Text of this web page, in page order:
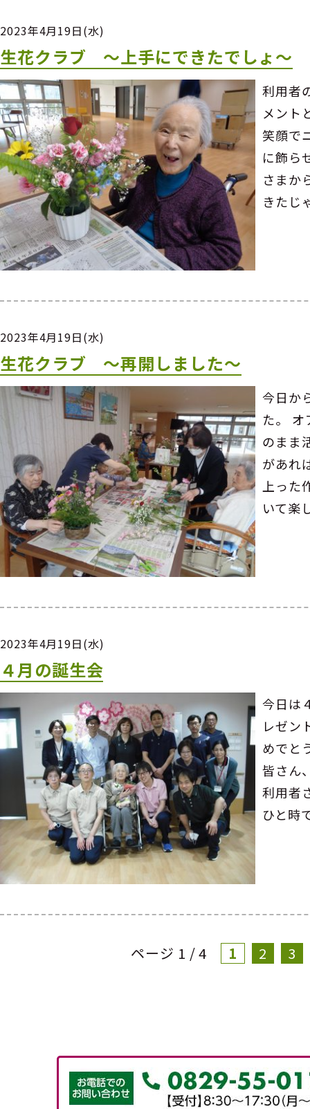
2023年4月19日(水)
生花クラブ ～上手にできたでしょ～
利用者
メント
笑顔で
に飾ら
さまか
きた
2023年4月19日(水)
生花クラブ ～再開しました～
今日か
た。
のまま
があれ
上った
いて楽
2023年4月19日(水)
４月の誕生会
今日は
レゼン
めでと
皆さん
利用者
ひと時
ページ 1 / 4 1 2 3